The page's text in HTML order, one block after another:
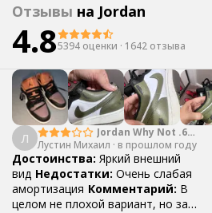
отлично! Надеюсь
оригинал)
Ответ поддержки:
Благодарим за отзыв 🦄 Откиньте
сомнения в сторону, мы
гарантируем подлинность товара!
Если по каким-то причинам у вас
на руках окажется подделка — мы
вернем деньги в трехкратном
размере. Каждый товар проходит
проверку на оригинальность,
ознакомиться подробно вы можете
в разделе Блог «Проверка на
оригинальность»
Отзывы на Jordan
4.85394 оценки · 1642 отзыва
Л
Jordan Why Not .6
"Bright Crimson" PF
Лустин Михаил · в прошлом году
Достоинства: Яркий внешний
вид Недостатки: Очень слабая
амортизация Комментарий: В
целом не плохой вариант, но за